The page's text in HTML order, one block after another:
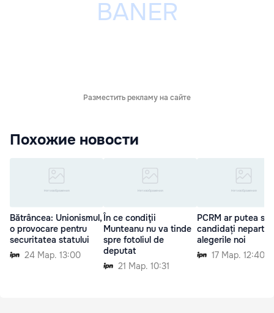
Разместить рекламу на сайте
Похожие новости
Bătrâncea: Unionismul,
o provocare pentru
securitatea statului
24 Мар. 13:00
În ce condiţii
Munteanu nu va tinde
spre fotoliul de
deputat
21 Мар. 10:31
PCRM ar putea
candidați
alegerile noi
17 Мар. 12:40